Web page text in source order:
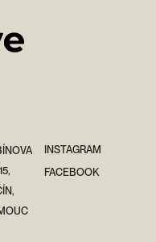
INSTAGRAM
FACEBOOK